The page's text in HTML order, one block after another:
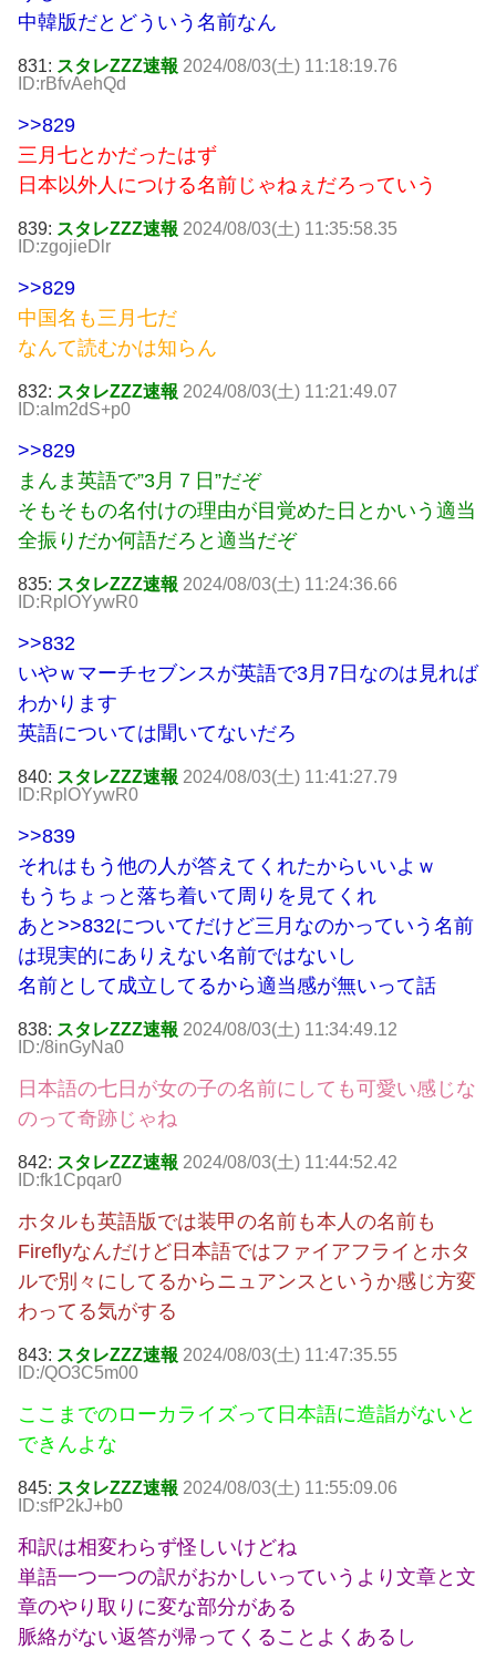
中韓版だとどういう名前なん
831: スタレZZZ速報 2024/08/03(土) 11:18:19.76
ID:rBfvAehQd
>>829
三月七とかだったはず
日本以外人につける名前じゃねぇだろっていう
839: スタレZZZ速報 2024/08/03(土) 11:35:58.35
ID:zgojieDlr
>>829
中国名も三月七だ
なんて読むかは知らん
832: スタレZZZ速報 2024/08/03(土) 11:21:49.07
ID:aIm2dS+p0
>>829
まんま英語で”3月７日”だぞ
そもそもの名付けの理由が目覚めた日とかいう適当
全振りだか何語だろと適当だぞ
835: スタレZZZ速報 2024/08/03(土) 11:24:36.66
ID:RplOYywR0
>>832
いやｗマーチセブンスが英語で3月7日なのは見れば
わかります
英語については聞いてないだろ
840: スタレZZZ速報 2024/08/03(土) 11:41:27.79
ID:RplOYywR0
>>839
それはもう他の人が答えてくれたからいいよｗ
もうちょっと落ち着いて周りを見てくれ
あと >>832についてだけど三月なのかっていう名前
は現実的にありえない名前ではないし
名前として成立してるから適当感が無いって話
838: スタレZZZ速報 2024/08/03(土) 11:34:49.12
ID:/8inGyNa0
日本語の七日が女の子の名前にしても可愛い感じな
のって奇跡じゃね
842: スタレZZZ速報 2024/08/03(土) 11:44:52.42
ID:fk1Cpqar0
ホタルも英語版では装甲の名前も本人の名前も
Fireflyなんだけど日本語ではファイアフライとホタ
ルで別々にしてるからニュアンスというか感じ方変
わってる気がする
843: スタレZZZ速報 2024/08/03(土) 11:47:35.55
ID:/QO3C5m00
ここまでのローカライズって日本語に造詣がないと
できんよな
845: スタレZZZ速報 2024/08/03(土) 11:55:09.06
ID:sfP2kJ+b0
和訳は相変わらず怪しいけどね
単語一つ一つの訳がおかしいっていうより文章と文
章のやり取りに変な部分がある
脈絡がない返答が帰ってくることよくあるし